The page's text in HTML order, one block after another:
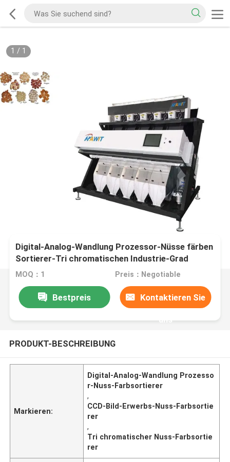
1 / 1
Digital-Analog-Wandlung Prozessor-Nüsse färben
Sortierer-Tri chromatischen Industrie-Grad
MOQ：1 Preis：Negotiable
Bestpreis Kontaktieren Sie
uns
PRODUKT-BESCHREIBUNG
Markieren:
Digital-Analog-Wandlung Prozesso
r-Nuss-Farbsortierer
,
CCD-Bild-Erwerbs-Nuss-Farbsortie
rer
,
Tri chromatischer Nuss-Farbsortie
rer